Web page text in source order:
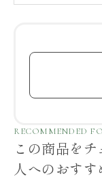
RECOMMENDED
この商品を
人へのおすす